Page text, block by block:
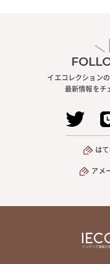
イエコレクション
最新情報をチ
は
アメ